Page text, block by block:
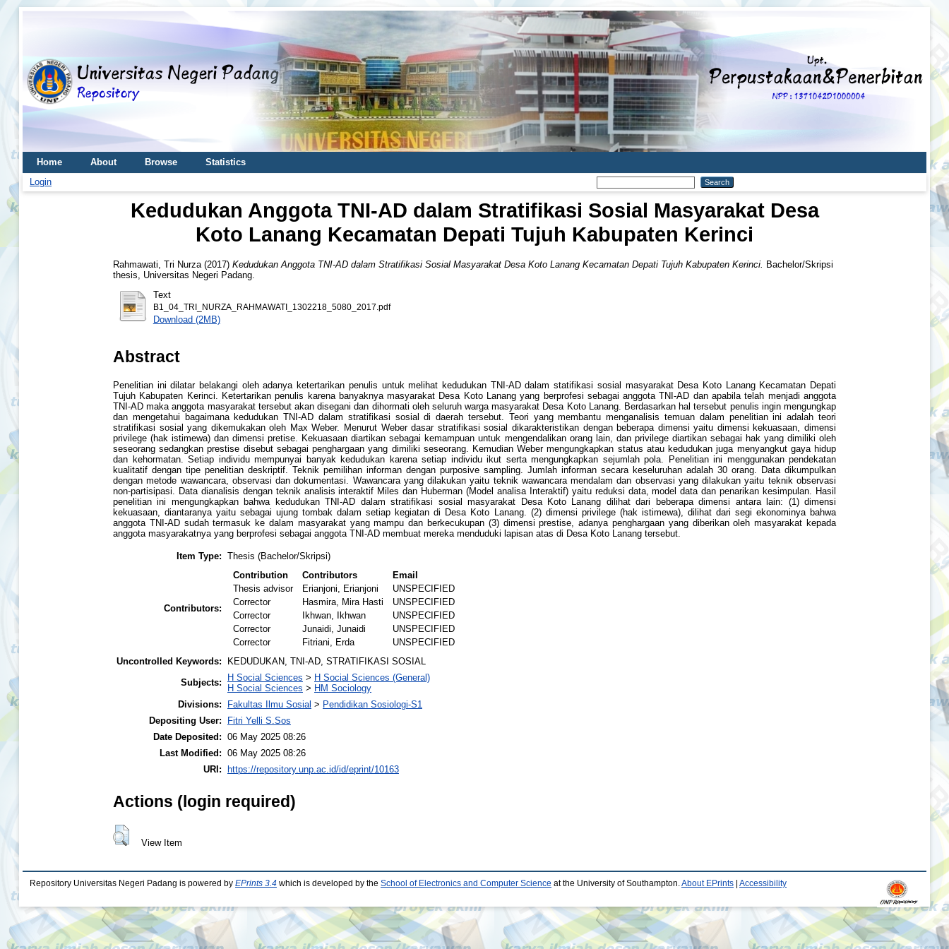
Home About Browse
Statistics
Login
Kedudukan Anggota TNI-AD dalam Stratifikasi Sosial Masyarakat Desa
Koto Lanang Kecamatan Depati Tujuh Kabupaten Kerinci
Rahmawati, Tri Nurza (2017) Kedudukan Anggota TNI-AD dalam Stratifikasi Sosial Masyarakat Desa Koto Lanang Kecamatan Depati Tujuh Kabupaten Kerinci.
Bachelor/Skripsi
thesis, Universitas Negeri Padang.
Text
B1_04_TRI_NURZA_RAHMAWATI_1302218_5080_2017.pdf
Download (2MB)
Abstract
Penelitian ini dilatar belakangi oleh adanya ketertarikan penulis untuk melihat kedudukan TNI-AD dalam statifikasi sosial masyarakat Desa Koto Lanang Kecamatan Depati
Tujuh Kabupaten Kerinci. Ketertarikan penulis karena banyaknya masyarakat Desa Koto Lanang yang berprofesi sebagai anggota TNI-AD dan apabila telah menjadi anggota
TNI-AD maka anggota masyarakat tersebut akan disegani dan dihormati oleh seluruh warga masyarakat Desa Koto Lanang. Berdasarkan hal tersebut penulis ingin mengungkap
dan mengetahui bagaimana kedudukan TNI-AD dalam stratifikasi sosial di daerah tersebut. Teori yang membantu menganalisis temuan dalam penelitian ini adalah teori
stratifikasi sosial yang dikemukakan oleh Max Weber. Menurut Weber dasar stratifikasi sosial dikarakteristikan dengan beberapa dimensi yaitu dimensi kekuasaan, dimensi
privilege (hak istimewa) dan dimensi pretise. Kekuasaan diartikan sebagai kemampuan untuk mengendalikan orang lain, dan privilege diartikan sebagai hak yang dimiliki oleh
seseorang sedangkan prestise disebut sebagai penghargaan yang dimiliki seseorang. Kemudian Weber mengungkapkan status atau kedudukan juga menyangkut gaya hidup
dan kehormatan. Setiap individu mempunyai banyak kedudukan karena setiap individu ikut serta mengungkapkan sejumlah pola. Penelitian ini menggunakan pendekatan
kualitatif dengan tipe penelitian deskriptif. Teknik pemilihan informan dengan purposive sampling. Jumlah informan secara keseluruhan adalah 30 orang. Data dikumpulkan
dengan metode wawancara, observasi dan dokumentasi. Wawancara yang dilakukan yaitu teknik wawancara mendalam dan observasi yang dilakukan yaitu teknik observasi
non-partisipasi. Data dianalisis dengan teknik analisis interaktif Miles dan Huberman (Model analisa Interaktif) yaitu reduksi data, model data dan penarikan kesimpulan. Hasil
penelitian ini mengungkapkan bahwa kedudukan TNI-AD dalam stratifikasi sosial masyarakat Desa Koto Lanang dilihat dari beberapa dimensi antara lain: (1) dimensi
kekuasaan, diantaranya yaitu sebagai ujung tombak dalam setiap kegiatan di Desa Koto Lanang. (2) dimensi privilege (hak istimewa), dilihat dari segi ekonominya bahwa
anggota TNI-AD sudah termasuk ke dalam masyarakat yang mampu dan berkecukupan (3) dimensi prestise, adanya penghargaan yang diberikan oleh masyarakat kepada
anggota masyarakatnya yang berprofesi sebagai anggota TNI-AD membuat mereka menduduki lapisan atas di Desa Koto Lanang tersebut.
Item Type: Thesis (Bachelor/Skripsi)
Contributors:
Contribution Contributors
Email
Thesis advisor
Erianjoni, Erianjoni
UNSPECIFIED
Corrector
Hasmira, Mira Hasti
UNSPECIFIED
Corrector
Ikhwan, Ikhwan
UNSPECIFIED
Corrector
Junaidi, Junaidi
UNSPECIFIED
Corrector
Fitriani, Erda
UNSPECIFIED
Uncontrolled Keywords:
KEDUDUKAN, TNI-AD, STRATIFIKASI SOSIAL
Subjects:
H Social Sciences > H Social Sciences (General)
H Social Sciences > HM Sociology
Divisions:
Fakultas Ilmu Sosial > Pendidikan Sosiologi-S1
Depositing User:
Fitri Yelli S.Sos
Date Deposited: 06 May 2025 08:26
Last Modified: 06 May 2025 08:26
URI:
https://repository.unp.ac.id/id/eprint/10163
Actions (login required)
View Item
Repository Universitas Negeri Padang is powered by EPrints 3.4 which is developed by the School of Electronics and Computer Science at the University of Southampton.About EPrints Accessibility